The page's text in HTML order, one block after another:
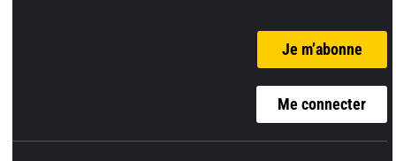
Je m’abonne
Me connecter